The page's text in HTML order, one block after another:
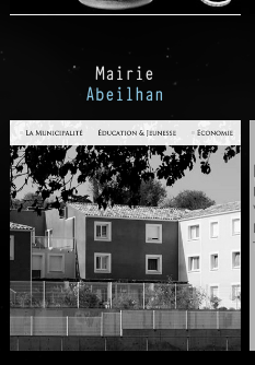
Mairie
Abeilhan